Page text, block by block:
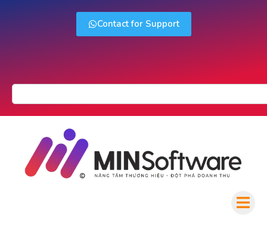
Contact for Support